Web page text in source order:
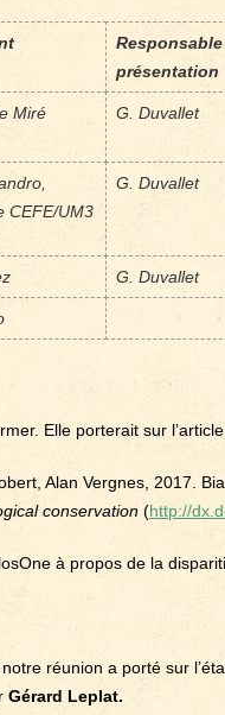
Responsable
présentation
Miré G. Duvallet
CEFE/UM3
G. Duvallet
G. Duvallet
Elle porterait sur
Alan Vergnes, 2017.
conservation (http://
à propos de la
réunion a porté sur
Gérard Leplat.